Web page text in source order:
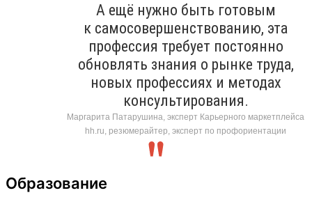
А ещё нужно быть готовым
к самосовершенствованию, эта
профессия требует постоянно
обновлять знания о рынке труда,
новых профессиях и методах
консультирования.
Маргарита Патарушина, эксперт Карьерного маркетплейса
hh.ru, резюмерайтер, эксперт по профориентации
Образование